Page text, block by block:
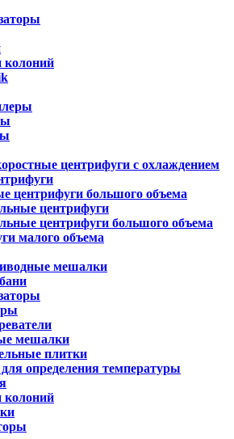
колоний
центрифуги с охлаждением
центрифуги большого объема
центрифуги
центрифуги большого объема
малого объема
мешалки
мешалки
плитки
определения температуры
колоний